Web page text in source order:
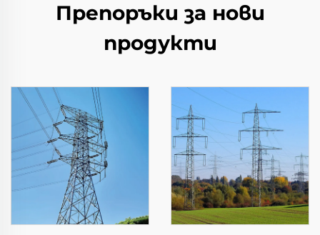
Препоръки за нови
продукти